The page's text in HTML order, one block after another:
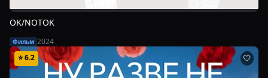
OK/NOTOK
Фильм 2024
⭐6.2 🤍